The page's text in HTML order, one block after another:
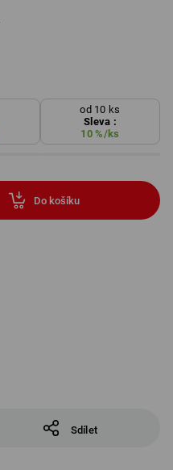
od 10 ks
Sleva :
10 %/ks
Do košíku
Sdílet